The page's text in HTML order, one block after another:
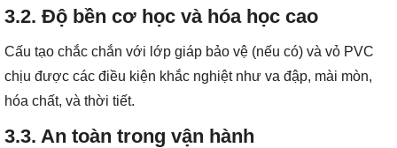
3.2. Độ bền cơ học và hóa học cao
Cấu tạo chắc chắn với lớp giáp bảo vệ (nếu có) và vỏ PVC
chịu được các điều kiện khắc nghiệt như va đập, mài mòn,
hóa chất, và thời tiết.
3.3. An toàn trong vận hành